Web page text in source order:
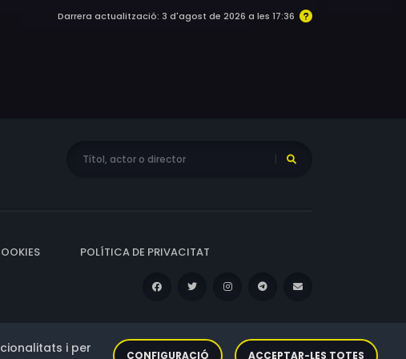
Darrera actualització: 3 d'agost de 2026 a les 17:36
POLÍTICA DE PRIVACITAT
i per
CONFIGURACIÓ ACCEPTAR-LES TOTES